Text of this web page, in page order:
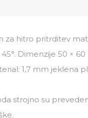
za hitro pritrditev
45°. Dimenzije 50 ×
1,7 mm jeklena
strojno su